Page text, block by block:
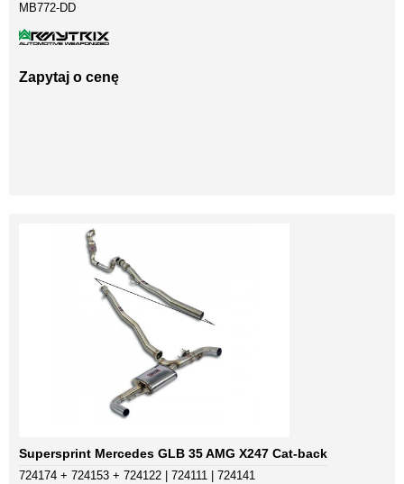
MB772-DD
Zapytaj o cenę
Supersprint Mercedes GLB 35 AMG X247 Cat-back
724174 + 724153 + 724122 | 724111 | 724141